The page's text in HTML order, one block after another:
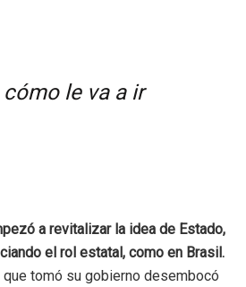
le va a ir
a revitalizar la idea de Estado,
el rol estatal, como en Brasil.
tomó su gobierno desembocó